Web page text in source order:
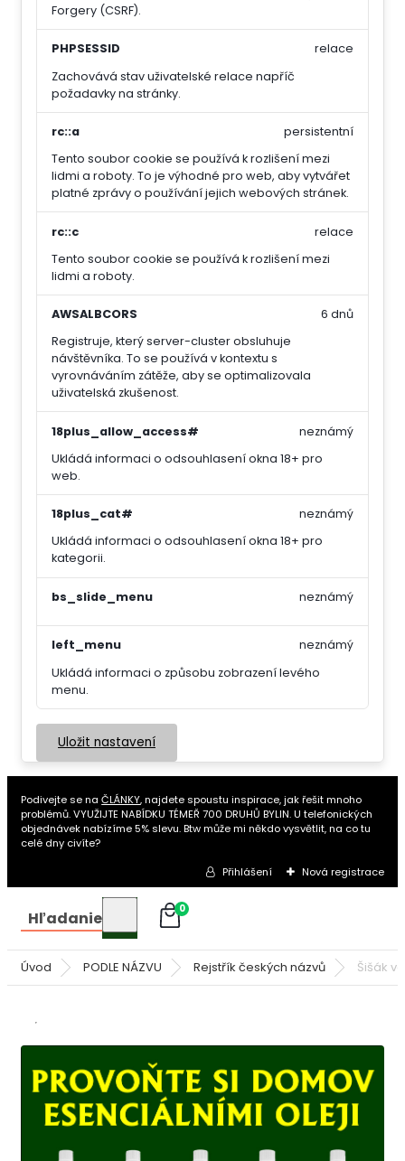
Forgery (CSRF).
PHPSESSID
Zachovává stav uživatelské relace napříč
požadavky na stránky.
relace
rc::a
Tento soubor cookie se používá k rozlišení mezi
lidmi a roboty. To je výhodné pro web, aby vytvářet
platné zprávy o používání jejich webových stránek.
persistentní
rc::c
Tento soubor cookie se používá k rozlišení mezi
lidmi a roboty.
relace
AWSALBCORS
Registruje, který server-cluster obsluhuje
návštěvníka. To se používá v kontextu s
vyrovnáváním zátěže, aby se optimalizovala
uživatelská zkušenost.
6 dnů
18plus_allow_access#
Ukládá informaci o odsouhlasení okna 18+ pro
web.
neznámý
18plus_cat#
Ukládá informaci o odsouhlasení okna 18+ pro
kategorii.
neznámý
bs_slide_menu neznámý
left_menu
Ukládá informaci o způsobu zobrazení levého
menu.
neznámý
Uložit nastavení
Podivejte se naČLÁNKY, najdete spoustu inspirace, jak řešit mnoho
problémů. VYUŽIJTE NABÍDKU TÉMEŘ 700 DRUHŮ BYLIN. U telefonických
objednávek nabízíme 5% slevu. Btw může mi někdo vysvětlit, na co tu
celé dny civíte?
Přihlášení Nová registrace
Hľadanie 0
Úvod PODLE NÁZVU Rejstřík českých názvů Šišák